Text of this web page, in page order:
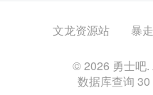
文龙资源站 暴
© 2026 勇士吧.
数据库查询